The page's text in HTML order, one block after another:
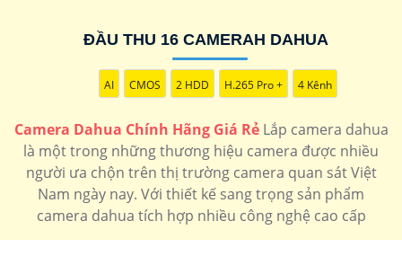
680.000 VNĐ Chất lượng full hd báo động chống trộm chủ động
🏅 Camera Dahua giá rẻ FULL HD
IPC-HDW1230T1P-S5
💰 Camera Dahua 4k Rẻ Nhất
🔖400.000 VNĐ Camera Thân hồng ngoại độ phân giải 4kDH-
HAC-HFW1801DP
🔔 Camera Dahua FULL Color
ĐẦU THU 16 CAMERAH DAHUA
AI CMOS 2 HDD H.265 Pro + 4 Kênh
Camera Dahua Chính Hãng Giá RẻLắp camera dahua
là một trong những thương hiệu camera được nhiều
người ưa chộn trên thị trường camera quan sát Việt
Nam ngày nay. Với thiết kế sang trọng sản phẩm
camera dahua tích hợp nhiều công nghệ cao cấp